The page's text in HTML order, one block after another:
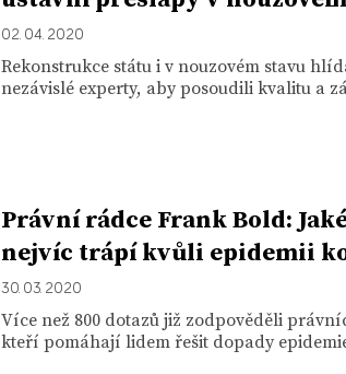
02. 04. 2020
Rekonstrukce státu i v nouzovém stavu
nezávislé experty, aby posoudili kvalitu a
Právní rádce Frank Bold:
nejvíc trápí kvůli epidemii
30. 03. 2020
Více než 800 dotazů již zodpověděli
kteří pomáhají lidem řešit dopady